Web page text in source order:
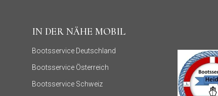
IN DER NÄHE MOBIL
Bootsservice Deutschland
Bootsservice Österreich
Bootsservice Schweiz